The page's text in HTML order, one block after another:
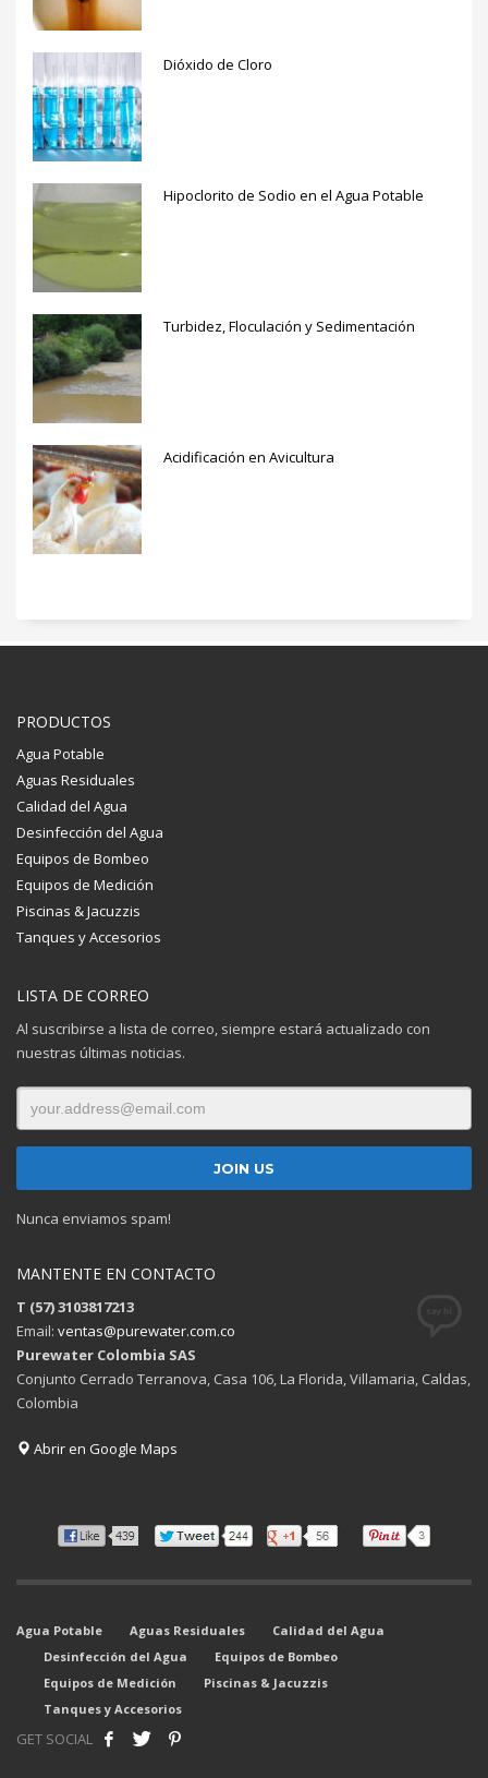
Dióxido de Cloro
Hipoclorito de Sodio en el Agua Potable
Turbidez, Floculación y Sedimentación
Acidificación en Avicultura
PRODUCTOS
Agua Potable
Aguas Residuales
Calidad del Agua
Desinfección del Agua
Equipos de Bombeo
Equipos de Medición
Piscinas & Jacuzzis
Tanques y Accesorios
LISTA DE CORREO
Al suscribirse a lista de correo, siempre estará actualizado con
nuestras últimas noticias.
Nunca enviamos spam!
MANTENTE EN CONTACTO
T (57) 3103817213
Email: ventas@purewater.com.co
Purewater Colombia SAS
Conjunto Cerrado Terranova, Casa 106, La Florida, Villamaria, Caldas,
Colombia
Abrir en Google Maps
Agua Potable Aguas Residuales
Calidad del Agua
Desinfección del Agua
Equipos de Bombeo
Equipos de Medición
Piscinas & Jacuzzis
Tanques y Accesorios
GET SOCIAL